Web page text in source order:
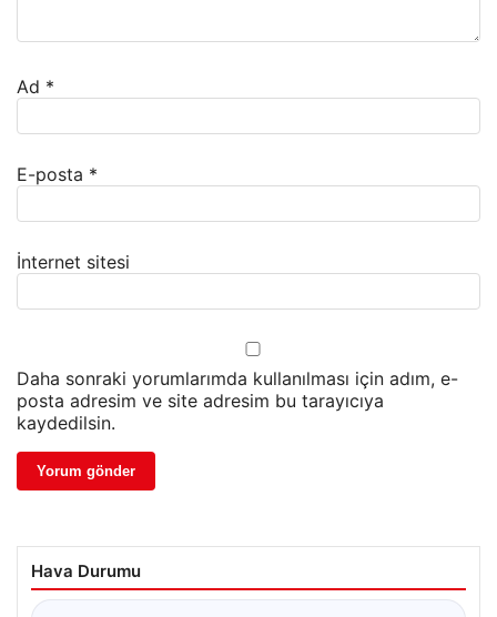
Ad *
E-posta *
İnternet sitesi
Daha sonraki yorumlarımda kullanılması için adım, e-
posta adresim ve site adresim bu tarayıcıya
kaydedilsin.
Hava Durumu